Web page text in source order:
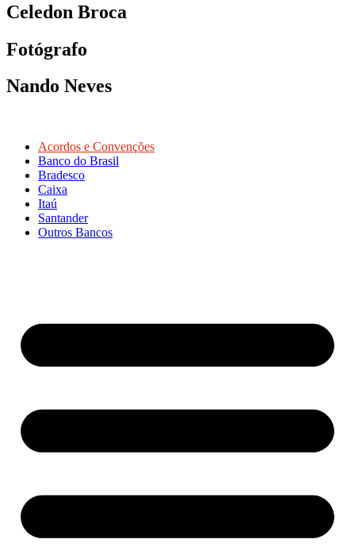
Celedon Broca
Fotógrafo
Nando Neves
Acordos e Convenções
Banco do Brasil
Bradesco
Caixa
Itaú
Santander
Outros Bancos